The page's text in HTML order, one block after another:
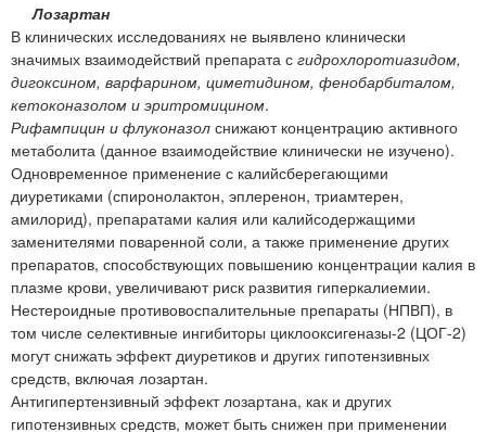
Лозартан
В клинических исследованиях не выявлено клинически
значимых взаимодействий препарата с гидрохлоротиазидом,
дигоксином, варфарином, циметидином, фенобарбиталом,
кетоконазолом и эритромицином.
Рифампицин и флуконазол снижают концентрацию активного
метаболита (данное взаимодействие клинически не изучено).
Одновременное применение с калийсберегающими
диуретиками (спиронолактон, эплеренон, триамтерен,
амилорид), препаратами калия или калийсодержащими
заменителями поваренной соли, а также применение других
препаратов, способствующих повышению концентрации калия в
плазме крови, увеличивают риск развития гиперкалиемии.
Нестероидные противовоспалительные препараты (НПВП), в
том числе селективные ингибиторы циклооксигеназы-2 (ЦОГ-2)
могут снижать эффект диуретиков и других гипотензивных
средств, включая лозартан.
Антигипертензивный эффект лозартана, как и других
гипотензивных средств, может быть снижен при применении